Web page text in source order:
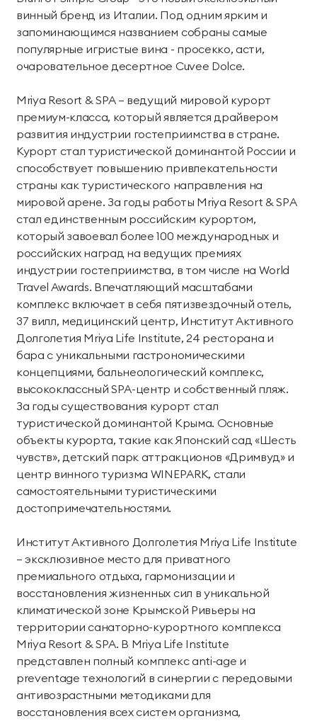
винный бренд из Италии. Под одним ярким и
запоминающимся названием собраны самые
популярные игристые вина - просекко, асти,
очаровательное десертное Cuvee Dolce.
Mriya Resort & SPA — ведущий мировой курорт
премиум-класса, который является драйвером
развития индустрии гостеприимства в стране.
Курорт стал туристической доминантой России и
способствует повышению привлекательности
страны как туристического направления на
мировой арене. За годы работы Mriya Resort & SPA
стал единственным российским курортом,
который завоевал более 100 международных и
российских наград на ведущих премиях
индустрии гостеприимства, в том числе на World
Travel Awards. Впечатляющий масштабами
комплекс включает в себя пятизвездочный отель,
37 вилл, медицинский центр, Институт Активного
Долголетия Mriya Life Institute, 24 ресторана и
бара с уникальными гастрономическими
концепциями, бальнеологический комплекс,
высококлассный SPA-центр и собственный пляж.
За годы существования курорт стал
туристической доминантой Крыма. Основные
объекты курорта, такие как Японский сад «Шесть
чувств», детский парк аттракционов «Дримвуд» и
центр винного туризма WINEPARK, стали
самостоятельными туристическими
достопримечательностями.
Институт Активного Долголетия Mriya Life Institute
— эксклюзивное место для приватного
премиального отдыха, гармонизации и
восстановления жизненных сил в уникальной
климатической зоне Крымской Ривьеры на
территории санаторно-курортного комплекса
Mriya Resort & SPA. В Mriya Life Institute
представлен полный комплекс anti-age и
preventage технологий в синергии с передовыми
антивозрастными методиками для
восстановления всех систем организма,